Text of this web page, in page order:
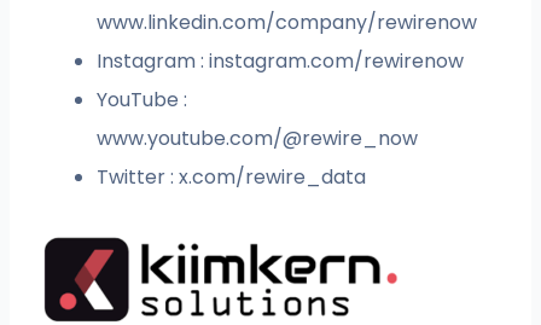
www.linkedin.com/company/rewirenow
Instagram : instagram.com/rewirenow
YouTube :
www.youtube.com/@rewire_now
Twitter : x.com/rewire_data